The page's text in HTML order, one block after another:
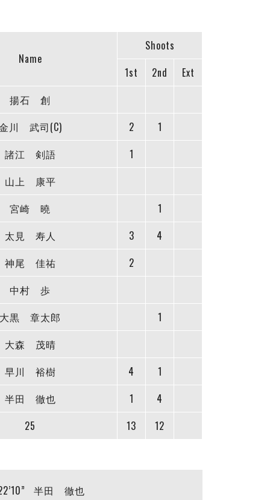
Name
Shoots
1st
2nd
Ext
揚石 創
川 武司(C)
2
1
諸江 剣語
1
山上 康平
宮崎 曉
1
太見 寿人
3
4
神尾 佳祐
2
中村 歩
大黒 章太郎
1
大森 茂晴
早川 裕樹
4
1
半田 徹也
1
4
25
13 12
半田 徹也